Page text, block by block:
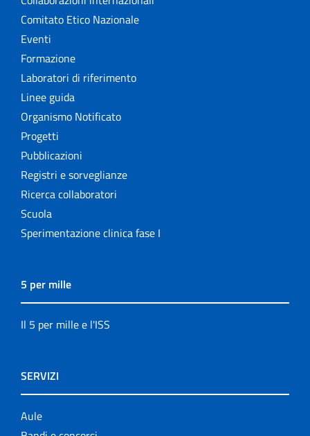
Comitato Etico Nazionale
Eventi
Formazione
Laboratori di riferimento
Linee guida
Organismo Notificato
Progetti
Pubblicazioni
Registri e sorveglianze
Ricerca collaboratori
Scuola
Sperimentazione clinica fase I
5 per mille
Il 5 per mille e l'ISS
SERVIZI
Aule